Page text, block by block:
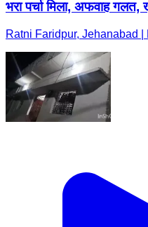
भरा पर्चा मिला, अफवाह
Ratni Faridpur, Jehanabad |